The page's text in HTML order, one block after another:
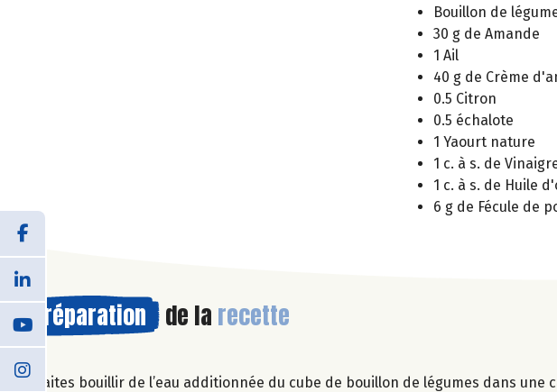
Bouillon de
30 g de Amande
1 Ail
40 g de Crème
0.5 Citron
0.5 échalote
1 Yaourt nature
1 c. à s. de
1 c. à s. de Huile
6 g de Fécule de
Préparation de la recette
Faites bouillir de l’eau additionnée du cube de bouillon de légumes dans une